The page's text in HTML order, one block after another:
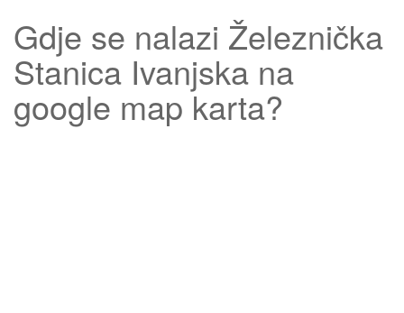
Gdje se nalazi Železnička
Stanica Ivanjska na
google map karta?